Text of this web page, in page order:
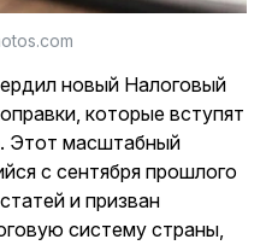
новый Налоговый
которые вступят
Этот масштабный
с сентября прошлого
и призван
систему страны,